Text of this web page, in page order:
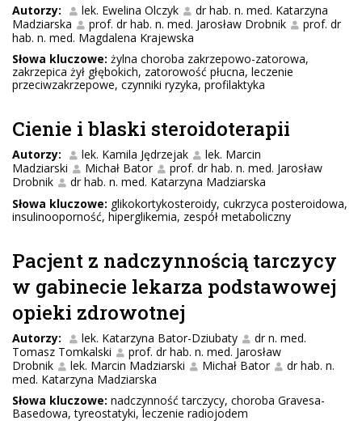
Autorzy: lek. Ewelina Olczyk
dr hab. n. med. Katarzyna
Madziarska
prof. dr hab. n. med. Jarosław Drobnik
prof. dr
hab. n. med. Magdalena Krajewska
Słowa kluczowe: żylna choroba zakrzepowo-zatorowa,
zakrzepica żył głębokich, zatorowość płucna, leczenie
przeciwzakrzepowe, czynniki ryzyka, profilaktyka
Cienie i blaski steroidoterapii
Autorzy: lek. Kamila Jędrzejak
lek. Marcin
Madziarski
Michał Bator
prof. dr hab. n. med. Jarosław
Drobnik
dr hab. n. med. Katarzyna Madziarska
Słowa kluczowe: glikokortykosteroidy, cukrzyca posteroidowa,
insulinooporność, hiperglikemia, zespół metaboliczny
Pacjent z nadczynnością tarczycy
w gabinecie lekarza podstawowej
opieki zdrowotnej
Autorzy: lek. Katarzyna Bator-Dziubaty
dr n. med.
Tomasz Tomkalski
prof. dr hab. n. med. Jarosław
Drobnik
lek. Marcin Madziarski Michał Bator
dr hab. n.
med. Katarzyna Madziarska
Słowa kluczowe: nadczynność tarczycy, choroba Gravesa-
Basedowa, tyreostatyki, leczenie radiojodem